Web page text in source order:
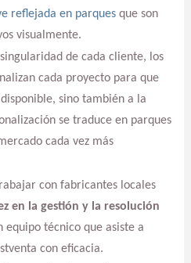
reflejada en parquesque son
visualmente.
de cada cliente, los
cada proyecto para que
sino también a la
se traduce en parques
cada vez más
con fabricantes locales
en la gestión y la resolución
equipo técnico que asiste a
con eficacia.